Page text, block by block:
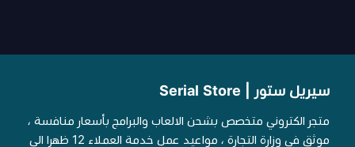
سيريل ستور | Serial Store
متجر الكتروني متخصص بشحن الالعاب والبرامج بأسعار منافسة ،
موثق في وزارة التجارة ، مواعيد عمل خدمة العملاء 12 ظهرا الى